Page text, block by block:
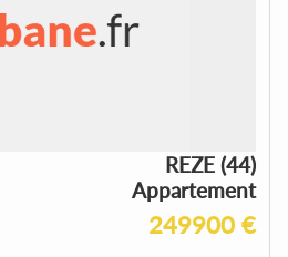
REZE (44)
Appartement
249900 €